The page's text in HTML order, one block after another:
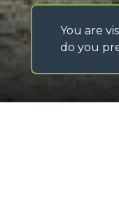
You are
do you
di Cuneo n. REA CN-